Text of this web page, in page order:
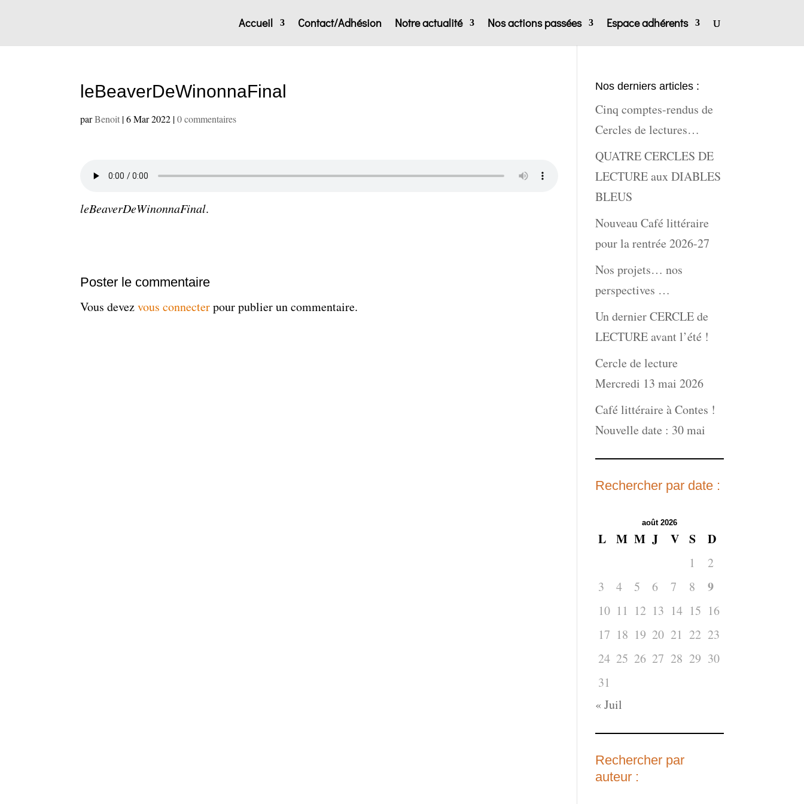
Accueil Contact/Adhésion Notre actualité Nos actions passées Espace adhérents
leBeaverDeWinonnaFinal
parBenoit |6 Mar 2022 |0 commentaires
leBeaverDeWinonnaFinal.
Poster le commentaire
Vous devezvous connecterpour publier un commentaire.
Nos derniers articles :
Cinq comptes-rendus de
Cercles de lectures…
QUATRE CERCLES DE
LECTURE aux DIABLES
BLEUS
Nouveau Café littéraire
pour la rentrée 2026-27
Nos projets… nos
perspectives …
Un dernier CERCLE de
LECTURE avant l’été !
Cercle de lecture
Mercredi 13 mai 2026
Café littéraire à Contes !
Nouvelle date : 30 mai
Rechercher par date :
août 2026
L M M J V S D
1
2
3
4 5 6 7 8 9
10 11 12 13 14 15 16
17 18 19 20 21 22 23
24 25 26 27 28 29 30
31
« Juil
Rechercher par
auteur :